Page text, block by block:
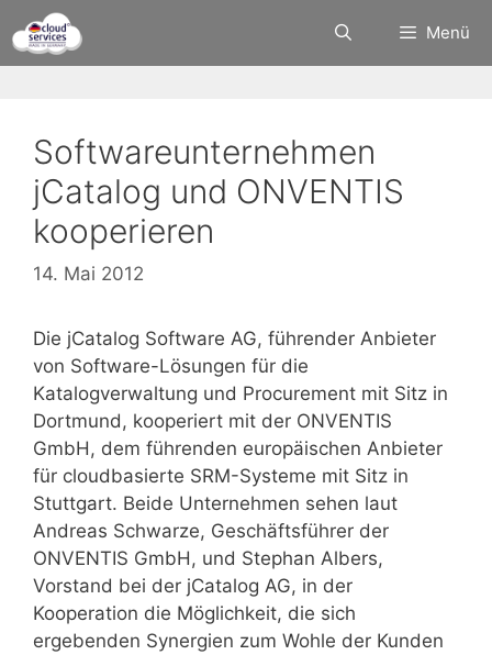
Inhalt
springen
Menü
Softwareunternehmen
jCatalog und ONVENTIS
kooperieren
14. Mai 2012
Die jCatalog Software AG, führender Anbieter
von Software-Lösungen für die
Katalogverwaltung und Procurement mit Sitz in
Dortmund, kooperiert mit der ONVENTIS
GmbH, dem führenden europäischen Anbieter
für cloudbasierte SRM-Systeme mit Sitz in
Stuttgart. Beide Unternehmen sehen laut
Andreas Schwarze, Geschäftsführer der
ONVENTIS GmbH, und Stephan Albers,
Vorstand bei der jCatalog AG, in der
Kooperation die Möglichkeit, die sich
ergebenden Synergien zum Wohle der Kunden